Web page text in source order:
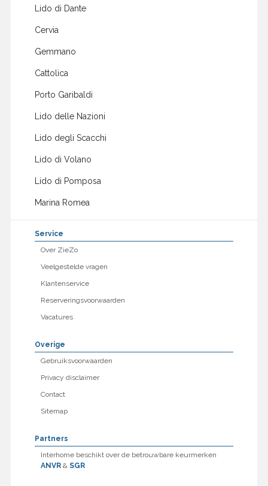
Lido di Dante
Cervia
Gemmano
Cattolica
Porto Garibaldi
Lido delle Nazioni
Lido degli Scacchi
Lido di Volano
Lido di Pomposa
Marina Romea
Service
Over ZieZo
Veelgestelde vragen
Klantenservice
Reserveringsvoorwaarden
Vacatures
Overige
Gebruiksvoorwaarden
Privacy disclaimer
Contact
Sitemap
Partners
Interhome beschikt over de betrouwbare keurmerken
ANVR& SGR